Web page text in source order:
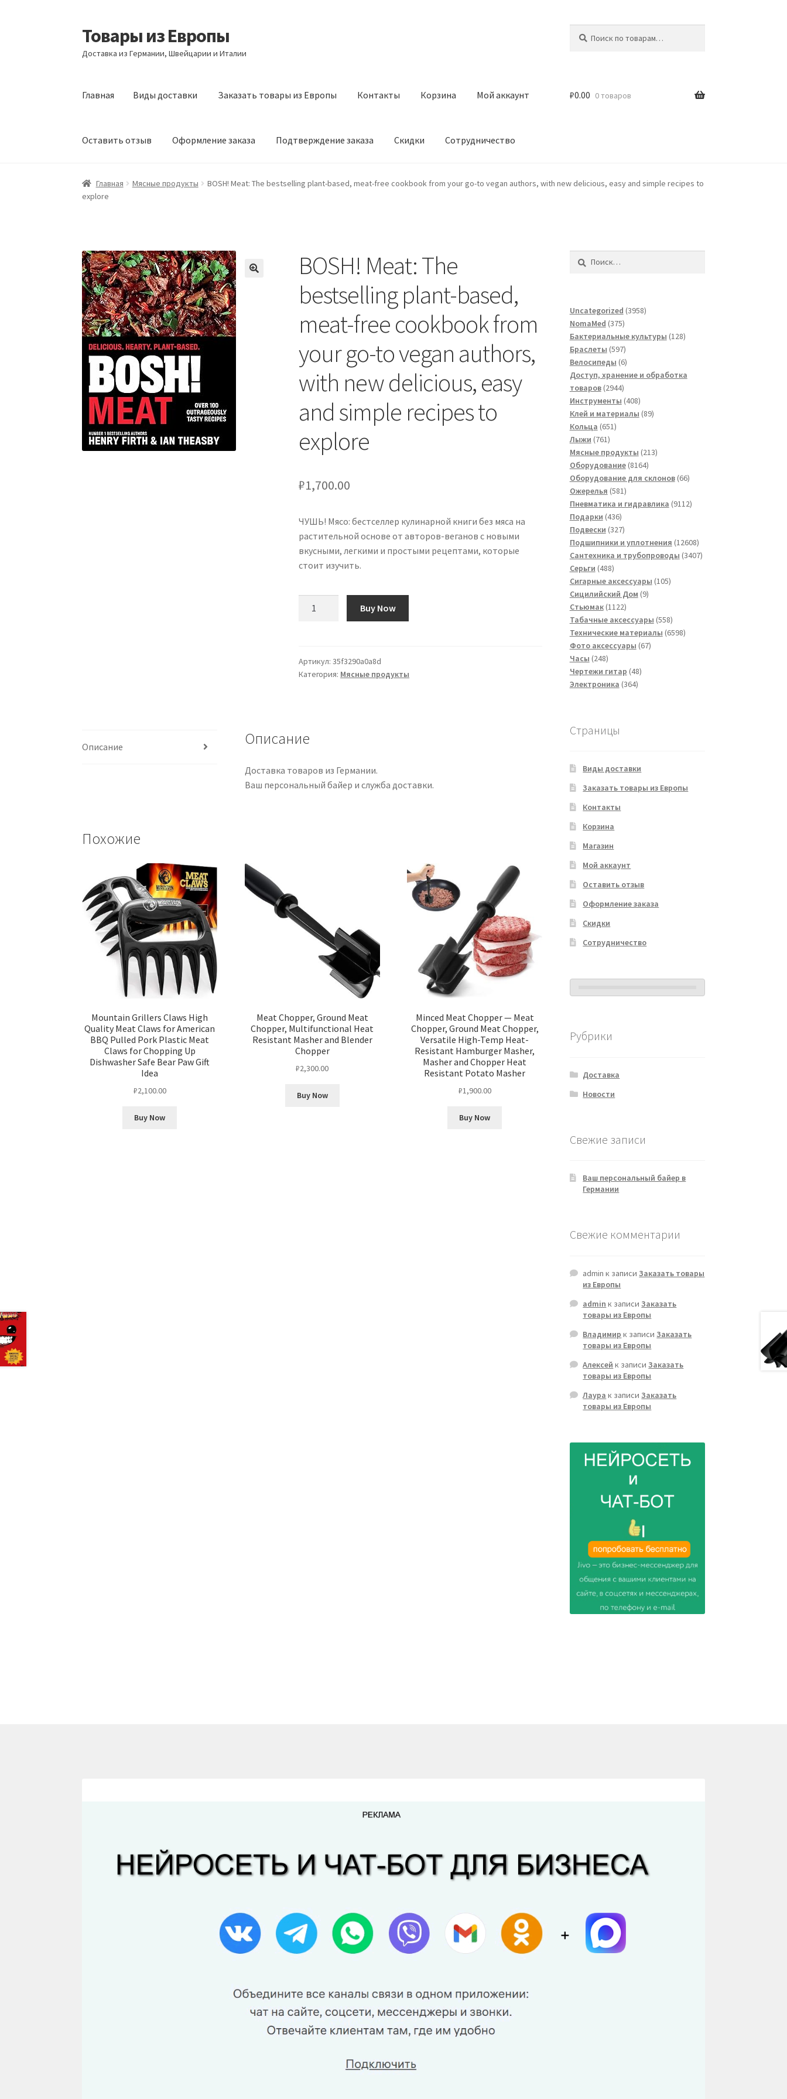
Перейти
к
навигации
Перейти
к
содержимому
Товары из Европы
Доставка из Германии, Швейцарии и Италии
Главная Виды доставки Заказать товары из Европы Контакты Корзина Мой аккаунт
Оставить отзыв Оформление заказа Подтверждение заказа Скидки Сотрудничество
Главная Виды доставки Заказать товары из Европы Контакты Корзина Мой аккаунт Оставить отзыв
₽0.00 0 товаров
Главная Мясные продукты
BOSH! Meat: The bestselling plant-based, meat-free cookbook from your go-to vegan authors, with new delicious, easy and simple recipes to
explore
BOSH! Meat: The
bestselling plant-based,
meat-free cookbook from
your go-to vegan authors,
with new delicious, easy
and simple recipes to
explore
₽1,700.00
ЧУШЬ! Мясо: бестселлер кулинарной книги без мяса на
растительной основе от авторов-веганов с новыми
вкусными, легкими и простыми рецептами, которые
стоит изучить.
The
bestselling
free
your
go-
and
simple
recipes
explore
Buy Now
Артикул:35f3290a0a8d
Категория: Мясные продукты
Описание Описание
Доставка товаров из Германии.
Ваш персональный байер и служба доставки.
Похожие
Mountain Grillers Claws High
Quality Meat Claws for American
BBQ Pulled Pork Plastic Meat
Claws for Chopping Up
Dishwasher Safe Bear Paw Gift
Idea
₽2,100.00
Buy Now
Meat Chopper, Ground Meat
Chopper, Multifunctional Heat
Resistant Masher and Blender
Chopper
₽2,300.00
Buy Now
Minced Meat Chopper — Meat
Chopper, Ground Meat Chopper,
Versatile High-Temp Heat-
Resistant Hamburger Masher,
Masher and Chopper Heat
Resistant Potato Masher
₽1,900.00
Buy Now
Uncategorized 39583958
NomaMed 375375
товаров
Бактериальные культуры 128128
Браслеты 597597
товаров
Велосипеды 66
товаров
Доступ, хранение и обработка
товаров 29442944
товара
Инструменты 408408
товаров
Клей и материалы 8989
Кольца 651651
Лыжи 761761
товар
Мясные продукты 213213
Оборудование 81648164
товара
Оборудование для склонов 6666
Ожерелья 581581
товар
Пневматика и гидравлика 91129112
Подарки 436436
товаров
Подвески 327327
товаров
Подшипники и уплотнения 1260812608
товаров
Сантехника и трубопроводы 34073407
Серьги 488488
товаров
Сигарные аксессуары 105105
Сицилийский Дом 99
Стьюмак 11221122
товара
Табачные аксессуары 558558
товаров
Технические материалы 65986598
Фото аксессуары 6767
Часы 248248
товаров
Чертежи гитар 4848
Электроника 364364
Страницы
Виды доставки
Заказать товары из Европы
Контакты
Корзина
Магазин
Мой аккаунт
Оставить отзыв
Оформление заказа
Скидки
Сотрудничество
Рубрики
Доставка
Новости
Свежие записи
Ваш персональный байер в
Германии
Свежие комментарии
admin к записиЗаказать товары
из Европы
admin к записиЗаказать
товары из Европы
Владимир к записиЗаказать
товары из Европы
Алексей к записиЗаказать
товары из Европы
Лаура к записиЗаказать
товары из Европы